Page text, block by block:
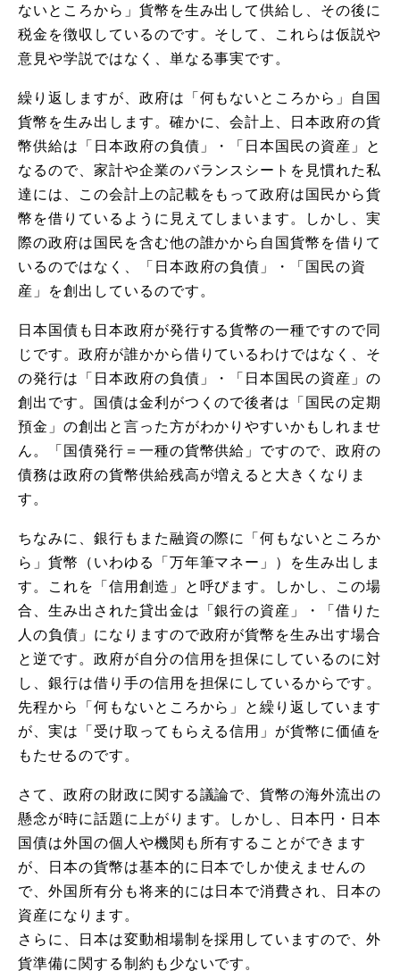
ないところから」貨幣を生み出して供給し、その後に
税金を徴収しているのです。そして、これらは仮説や
意見や学説ではなく、単なる事実です。
繰り返しますが、政府は「何もないところから」自国
貨幣を生み出します。確かに、会計上、日本政府の貨
幣供給は「日本政府の負債」・「日本国民の資産」と
なるので、家計や企業のバランスシートを見慣れた私
達には、この会計上の記載をもって政府は国民から貨
幣を借りているように見えてしまいます。しかし、実
際の政府は国民を含む他の誰かから自国貨幣を借りて
いるのではなく、「日本政府の負債」・「国民の資
産」を創出しているのです。
日本国債も日本政府が発行する貨幣の一種ですので同
じです。政府が誰かから借りているわけではなく、そ
の発行は「日本政府の負債」・「日本国民の資産」の
創出です。国債は金利がつくので後者は「国民の定期
預金」の創出と言った方がわかりやすいかもしれませ
ん。「国債発行＝一種の貨幣供給」ですので、政府の
債務は政府の貨幣供給残高が増えると大きくなりま
す。
ちなみに、銀行もまた融資の際に「何もないところか
ら」貨幣（いわゆる「万年筆マネー」）を生み出しま
す。これを「信用創造」と呼びます。しかし、この場
合、生み出された貸出金は「銀行の資産」・「借りた
人の負債」になりますので政府が貨幣を生み出す場合
と逆です。政府が自分の信用を担保にしているのに対
し、銀行は借り手の信用を担保にしているからです。
先程から「何もないところから」と繰り返しています
が、実は「受け取ってもらえる信用」が貨幣に価値を
もたせるのです。
さて、政府の財政に関する議論で、貨幣の海外流出の
懸念が時に話題に上がります。しかし、日本円・日本
国債は外国の個人や機関も所有することができます
が、日本の貨幣は基本的に日本でしか使えませんの
で、外国所有分も将来的には日本で消費され、日本の
資産になります。
さらに、日本は変動相場制を採用していますので、外
貨準備に関する制約も少ないです。